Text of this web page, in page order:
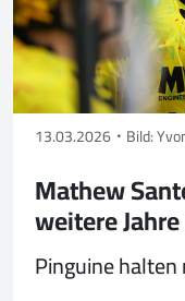
13.03.2026 Bild:
Mathew
weitere
Pinguine